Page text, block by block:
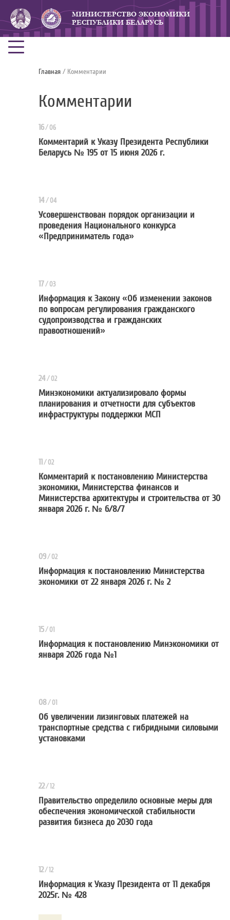
МИНИСТЕРСТВО ЭКОНОМИКИ
РЕСПУБЛИКИ БЕЛАРУСЬ
Главная / Комментарии
Комментарии
16/ 06
Комментарий к Указу Президента Республики
Беларусь № 195 от 15 июня 2026 г.
14/ 04
Усовершенствован порядок
Усовершенствован порядок организации и
проведения Национального конкурса
«Предприниматель года»
17/ 03
Информация к Закону «Об
Информация к Закону «Об изменении законов
по вопросам регулирования гражданского
судопроизводства и гражданских
правоотношений»
24/ 02
Минэкономики
Минэкономики актуализировало формы
планирования и отчетности для субъектов
инфраструктуры поддержки МСП
11 / 02
Комментарий к постановлению
Комментарий к постановлению Министерства
экономики, Министерства финансов и
Министерства архитектуры и строительства от 30
января 2026 г. № 6/8/7
09/ 02
Информация к постановлению Министерства
экономики от 22 января 2026 г. № 2
15/ 01
Информация к постановлению Минэкономики от
января 2026 года №1
08/ 01
Об увеличении лизинговых
Об увеличении лизинговых платежей на
транспортные средства с гибридными силовыми
установками
22/12
Правительство определило
Правительство определило основные меры для
обеспечения экономической стабильности
развития бизнеса до 2030 года
12/12
Информация к Указу Президента от 11 декабря
2025г. № 428